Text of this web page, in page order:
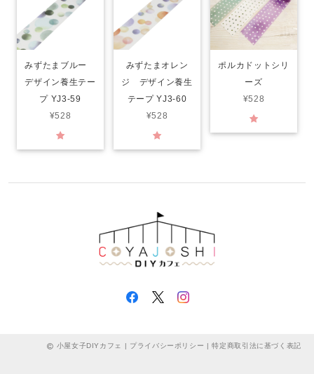
みずたまブルー
デザイン養生テー
プ YJ3-59
¥528
みずたまオレン
ジ デザイン養生
テープ YJ3-60
¥528
ポルカドットシリ
ーズ
¥528
小屋女子DIYカフェ | プライバシーポリシー |特定商取引法に基づく表記